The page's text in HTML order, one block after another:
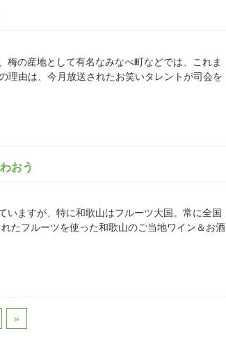
の産地として有名なみなべ町などでは、これま
理由は、今月放送されたお笑いタレントが司会を
おう
いますが、特に和歌山はフルーツ大国。常に全国
たフルーツを使った和歌山のご当地ワイン＆お酒
»